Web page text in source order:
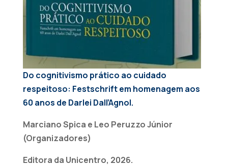
Do cognitivismo prático ao cuidado
respeitoso: Festschrift em homenagem aos
60 anos de Darlei Dall’Agnol.
Marciano Spica e Leo Peruzzo Júnior
(Organizadores)
Editora da Unicentro, 2026.